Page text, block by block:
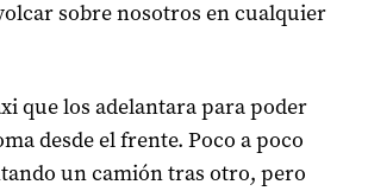
sobre nosotros en cualquier
que los adelantara para poder
desde el frente. Poco a poco
un camión tras otro, pero